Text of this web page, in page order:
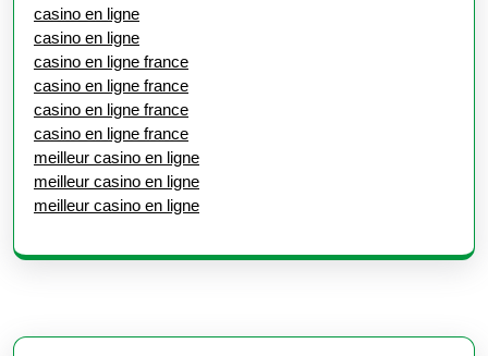
casino en ligne
casino en ligne
casino en ligne france
casino en ligne france
casino en ligne france
casino en ligne france
meilleur casino en ligne
meilleur casino en ligne
meilleur casino en ligne